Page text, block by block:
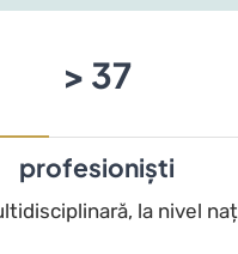
> 39
profesioniști
la nivel